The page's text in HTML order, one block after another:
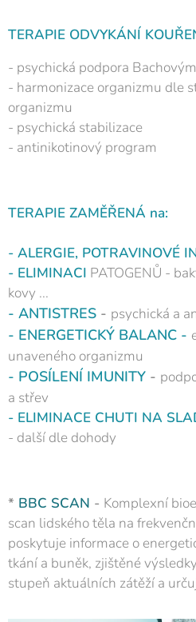
TERAPIE ODVYKÁNÍ
- psychická podpora
- harmonizace organizmu dle
organizmu
- psychická stabilizace
- antinikotinový program
TERAPIE ZAMĚŘENÁ na:
- ALERGIE, POTRAVINOVÉ
- ELIMINACI PATOGENŮ -
kovy ...
- ANTISTRES - psychická a
- ENERGETICKÝ BALANC -
unaveného organizmu
- POSÍLENÍ IMUNITY -
a střev
- ELIMINACE CHUTI NA
- další dle dohody
* BBC SCAN - Komplexní
scan lidského těla na
poskytuje informace o
tkání a buněk, zjištěné
stupeň aktuálních zátěží a